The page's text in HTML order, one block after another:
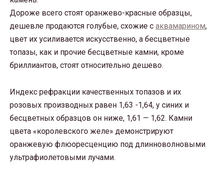
Дороже всего стоят оранжево-красные образцы,
дешевле продаются голубые, схожие с аквамарином,
цвет их усиливается искусственно, а бесцветные
топазы, как и прочие бесцветные камни, кроме
бриллиантов, стоят относительно дешево.
Индекс рефракции качественных топазов и их
розовых производных равен 1,63 -1,64, у синих и
бесцветных образцов он ниже, 1,61 — 1,62. Камни
цвета «королевского желе» демонстрируют
оранжевую флюоресценцию под длинноволновыми
ультрафиолетовыми лучами.